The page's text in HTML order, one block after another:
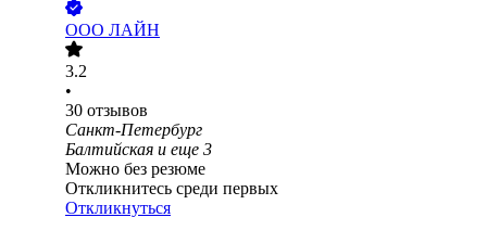
ООО ЛАЙН
3.2
•
30 отзывов
Санкт-Петербург
Балтийская и еще 3
Можно без резюме
Откликнитесь среди первых
Откликнуться